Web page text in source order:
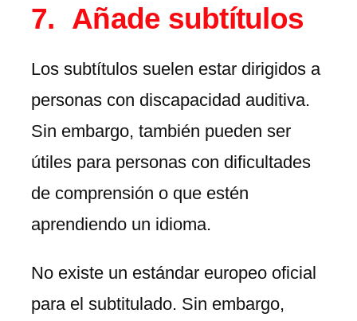
Añade subtítulos
Los subtítulos suelen estar dirigidos a
personas con discapacidad auditiva.
Sin embargo, también pueden ser
útiles para personas con dificultades
de comprensión o que estén
aprendiendo un idioma.
No existe un estándar europeo oficial
para el subtitulado. Sin embargo,